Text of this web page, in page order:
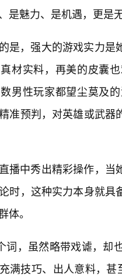
是魅力、是机遇，更是
是，强大的游戏实力
材实料，再美的皮囊
男性玩家都望尘莫及
准预判，对英雄或武
播中秀出精彩操作，
时，这种实力本身就
体。
词，虽然略带戏谑，
技巧、出人意料，甚